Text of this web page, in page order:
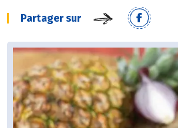
Partager sur